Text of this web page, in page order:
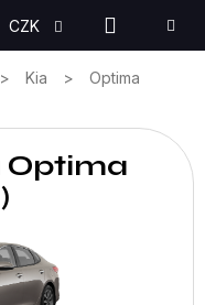
CZK
KOŠÍK
Kia
Optima
Optima